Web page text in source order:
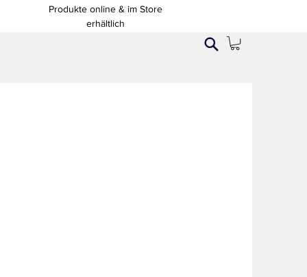
Produkte online & im Store
erhältlich